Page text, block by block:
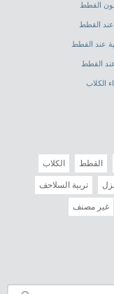
القطط
القطط
عند القطط
القطط
الكلاب
القطط الكلاب
تربية السلاحف
غير مصنف